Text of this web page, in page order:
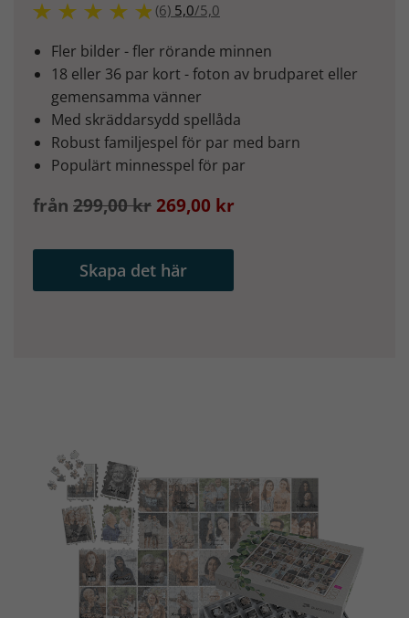
(6) 5,0/5,0
Fler bilder - fler rörande minnen
18 eller 36 par kort - foton av brudparet eller
gemensamma vänner
Med skräddarsydd spellåda
Robust familjespel för par med barn
Populärt minnesspel för par
från 299,00 kr 269,00 kr
Skapa det här